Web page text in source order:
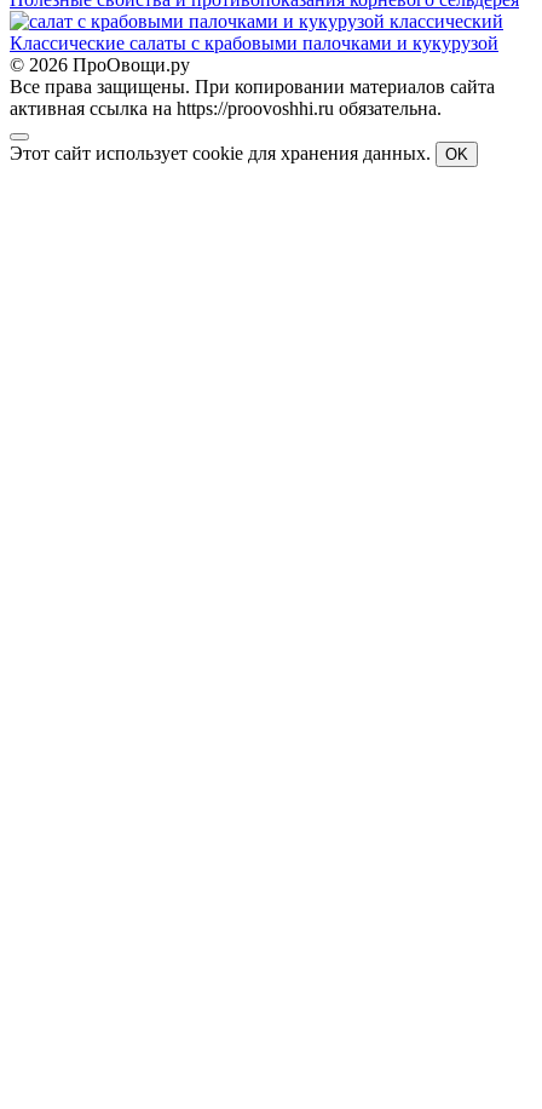
Классические салаты с крабовыми палочками и кукурузой
© 2026 ПроОвощи.ру
Все права защищены. При копировании материалов сайта
активная ссылка на https://proovoshhi.ru обязательна.
Этот сайт использует cookie для хранения данных. OK